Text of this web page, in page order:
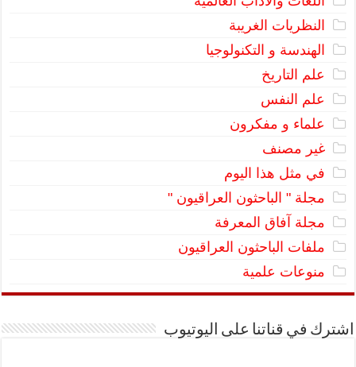
النظريات الغريبة
الهندسة و التكنولوجيا
علم التاريخ
علم النفس
علماء و مفكرون
غير مصنف
في مثل هذا اليوم
مجلة " الباحثون العراقيون "
مجلة آفاق المعرفة
ملفات الباحثون العراقيون
منوعات علمية
اشترك في قناتنا على اليوتيوب